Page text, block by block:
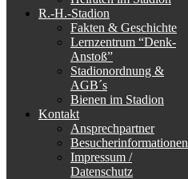
R.-H.-Stadion
Fakten & Geschichte
Lernzentrum “Denk-
Anstoß”
Stadionordnung &
AGB´s
Bienen im Stadion
Kontakt
Ansprechpartner
Besucherinformationen
Impressum /
Datenschutz